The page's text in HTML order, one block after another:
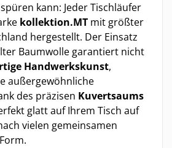
kann: Jeder Tischläufer
kollektion.MT mit größter
hergestellt. Der Einsatz
Baumwolle garantiert nicht
Handwerkskunst,
außergewöhnliche
des präzisen Kuvertsaums
glatt auf Ihrem Tisch auf
vielen gemeinsamen